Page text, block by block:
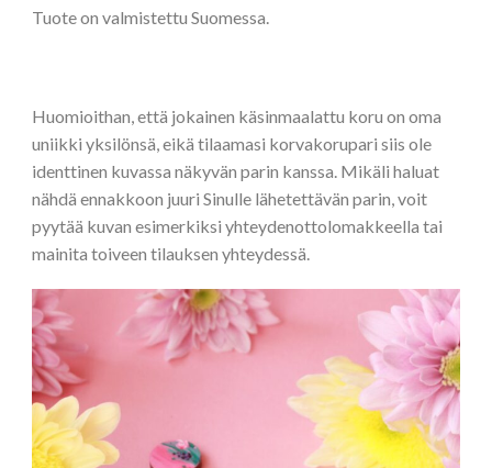
Tuote on valmistettu Suomessa.
Huomioithan, että jokainen käsinmaalattu koru on oma
uniikki yksilönsä, eikä tilaamasi korvakorupari siis ole
identtinen kuvassa näkyvän parin kanssa. Mikäli haluat
nähdä ennakkoon juuri Sinulle lähetettävän parin, voit
pyytää kuvan esimerkiksi yhteydenottolomakkeella tai
mainita toiveen tilauksen yhteydessä.